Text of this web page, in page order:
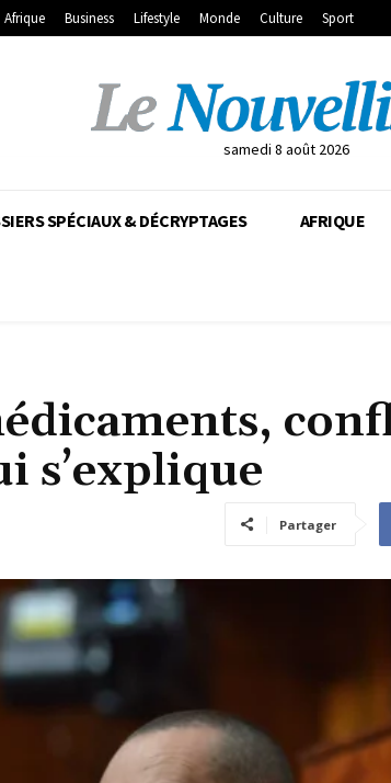
Afrique Business Lifestyle Monde Culture Sport
samedi 8 août 2026
SPÉCIAUX & DÉCRYPTAGES AFRIQUE
s’explique
Partager